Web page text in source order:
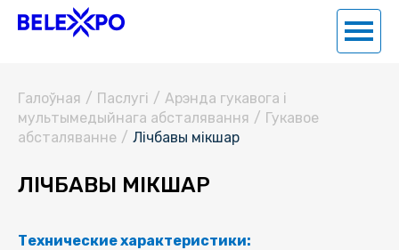
Галоўная / Паслугi / Арэнда гукавога і
мультымедыйнага абсталявання / Гукавое
абсталяванне / Лічбавы мікшар
ЛІЧБАВЫ МІКШАР
Технические характеристики: